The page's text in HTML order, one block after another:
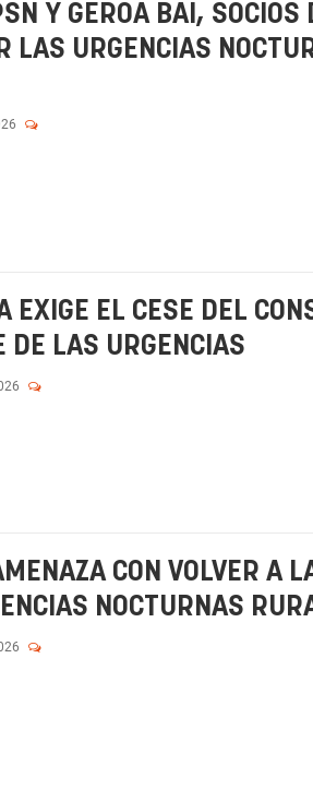
Y GEROA BAI, SOCIOS
LAS URGENCIAS
EXIGE EL CESE DEL
DE LAS URGENCIAS
CON VOLVER A
NOCTURNAS